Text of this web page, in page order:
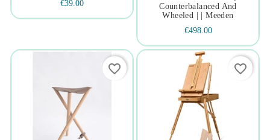
€39.00
Counterbalanced And
Wheeled | | Meeden
€498.00
favorite_border favorite_border